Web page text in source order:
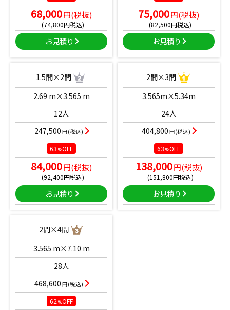
68,000円(税抜)
(74,800円税込)
お見積り
75,000円(税抜)
(82,500円税込)
お見積り
1.5間×2間
2.69 m×3.565 m
12人
247,500 円(税込)
63 %OFF
84,000円(税抜)
(92,400円税込)
お見積り
2間×3間
3.565m×5.34m
24人
404,800 円(税込)
63 %OFF
138,000円(税抜)
(151,800円税込)
お見積り
2間×4間
3.565 m×7.10 m
28人
468,600 円(税込)
62 %OFF